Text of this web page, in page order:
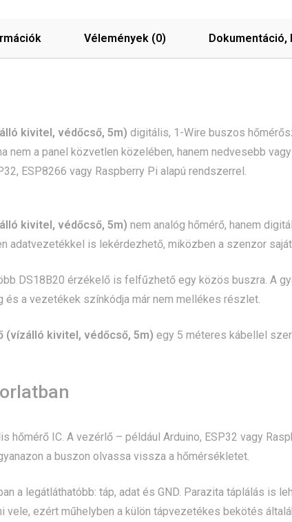
Vélemények (0) Dokumentáció,
kivitel, védőcső, 5m) digitális, 1-Wire buszos
nem a panel közvetlen közelében, hanem nedvesebb
ESP8266 vagy Raspberry Pi alapú rendszerrel.
kivitel, védőcső, 5m) nem analóg hőmérő, hanem
adatvezetékkel is lekérdezhető, miközben a szenzor
DS18B20 érzékelő is felfűzhető egy közös buszra. A
a vezetékek színkódja már nem mellékes részlet.
(vízálló kivitel, védőcső, 5m) egy 5 méteres kábellel
hőmérő IC. A vezérlő – például Arduino, ESP32 vagy
a buszon olvassa vissza a hőmérsékletet.
a legátláthatóbb: táp, adat és GND. Parazita táplálás is
vele, ezért műhelyben a külön tápvezetékes bekötés